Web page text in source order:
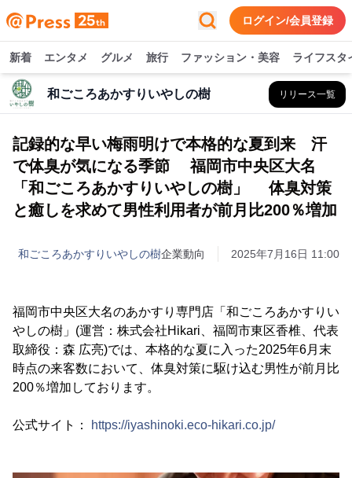
ログイン/会員登録
新着 エンタメ グルメ 旅行 ファッション・美容 ライフスタ
和ごころあかすりいやしの樹 リリース一覧
記録的な早い梅雨明けで本格的な夏到来 汗
で体臭が気になる季節 福岡市中央区大名
「和ごころあかすりいやしの樹」 体臭対策
と癒しを求めて男性利用者が前月比200％増加
和ごころあかすりいやしの樹企業動向 2025年7月16日 11:00
福岡市中央区大名のあかすり専門店「和ごころあかすりい
やしの樹」(運営：株式会社Hikari、福岡市東区香椎、代表
取締役：森 広亮)では、本格的な夏に入った2025年6月末
時点の来客数において、体臭対策に駆け込む男性が前月比
200％増加しております。
公式サイト： https://iyashinoki.eco-hikari.co.jp/